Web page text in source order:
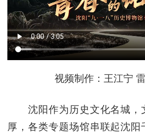
视频制作：王江宁
沈阳作为历史文化名城，
厚，各类专题场馆串联起沈阳